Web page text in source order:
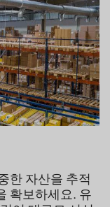
한 자산을 추적
확보하세요. 유